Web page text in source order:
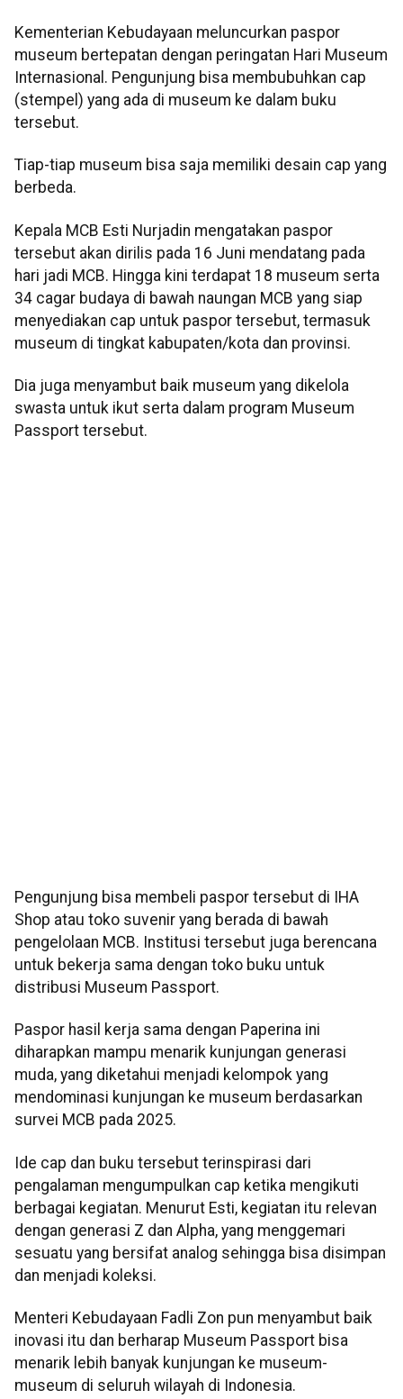
Kementerian Kebudayaan meluncurkan paspor
museum bertepatan dengan peringatan Hari Museum
Internasional. Pengunjung bisa membubuhkan cap
(stempel) yang ada di museum ke dalam buku
tersebut.
Tiap-tiap museum bisa saja memiliki desain cap yang
berbeda.
Kepala MCB Esti Nurjadin mengatakan paspor
tersebut akan dirilis pada 16 Juni mendatang pada
hari jadi MCB. Hingga kini terdapat 18 museum serta
34 cagar budaya di bawah naungan MCB yang siap
menyediakan cap untuk paspor tersebut, termasuk
museum di tingkat kabupaten/kota dan provinsi.
Dia juga menyambut baik museum yang dikelola
swasta untuk ikut serta dalam program Museum
Passport tersebut.
Pengunjung bisa membeli paspor tersebut di IHA
Shop atau toko suvenir yang berada di bawah
pengelolaan MCB. Institusi tersebut juga berencana
untuk bekerja sama dengan toko buku untuk
distribusi Museum Passport.
Paspor hasil kerja sama dengan Paperina ini
diharapkan mampu menarik kunjungan generasi
muda, yang diketahui menjadi kelompok yang
mendominasi kunjungan ke museum berdasarkan
survei MCB pada 2025.
Ide cap dan buku tersebut terinspirasi dari
pengalaman mengumpulkan cap ketika mengikuti
berbagai kegiatan. Menurut Esti, kegiatan itu relevan
dengan generasi Z dan Alpha, yang menggemari
sesuatu yang bersifat analog sehingga bisa disimpan
dan menjadi koleksi.
Menteri Kebudayaan Fadli Zon pun menyambut baik
inovasi itu dan berharap Museum Passport bisa
menarik lebih banyak kunjungan ke museum-
museum di seluruh wilayah di Indonesia.